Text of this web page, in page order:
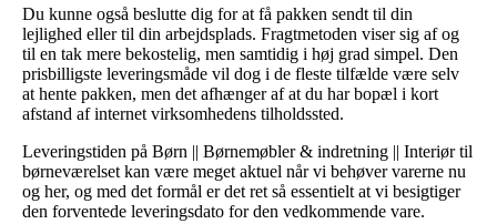
Du kunne også beslutte dig for at få pakken sendt til din
lejlighed eller til din arbejdsplads. Fragtmetoden viser sig af og
til en tak mere bekostelig, men samtidig i høj grad simpel. Den
prisbilligste leveringsmåde vil dog i de fleste tilfælde være selv
at hente pakken, men det afhænger af at du har bopæl i kort
afstand af internet virksomhedens tilholdssted.
Leveringstiden på Børn || Børnemøbler & indretning || Interiør til
børneværelset kan være meget aktuel når vi behøver varerne nu
og her, og med det formål er det ret så essentielt at vi besigtiger
den forventede leveringsdato for den vedkommende vare.